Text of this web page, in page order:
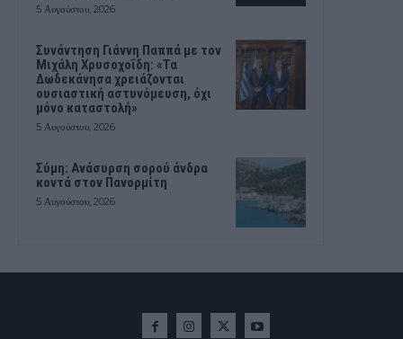
5 Αυγούστου, 2026
Συνάντηση Γιάννη Παππά με τον
Μιχάλη Χρυσοχοΐδη: «Τα
Δωδεκάνησα χρειάζονται
ουσιαστική αστυνόμευση, όχι
μόνο καταστολή»
5 Αυγούστου, 2026
Σύμη: Ανάσυρση σορού άνδρα
κοντά στον Πανορμίτη
5 Αυγούστου, 2026